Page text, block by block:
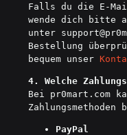
Falls du die E-
wende dich bitte
unter support
Bestellung
bequem unser
4. Welche
Bei pr0mart.com
Zahlungsmethoden
PayPal